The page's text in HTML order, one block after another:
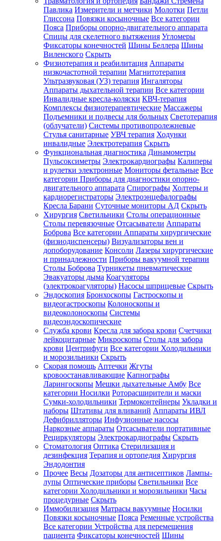
Павлика Измерители и метчики Молотки Петли
Глиссона Повязки косыночные Все категории
Пояса Приборы опорно-двигательного аппарата
Спицы для скелетного вытяжения Угломеры
Фиксаторы конечностей Шины Беллера Шины
Виленского Скрыть
Физиотерапия и реабилитация Аппараты
низкочастотной терапии Магнитотерапия
Ультразвуковая (УЗ) терапия Ингаляторы
Аппараты дыхательной терапии Все категории
Инвалидные кресла-коляски КВЧ-терапия
Комплексы физиотерапевтические Массажеры
Подъемники и подвесы для больных Светотерапия
(облучатели) Системы противопролежневые
Стулья санитарные УВЧ терапия Ходунки
инвалидные Электротерапия Скрыть
Функциональная диагностика Динамометры
Пульсоксиметры Электрокардиографы Калиперы
и рулетки электронные Мониторы фетальные Все
категории Приборы для диагностики опорно-
двигательного аппарата Спирографы Холтеры и
кардиорегистраторы Электроэнцефалографы
Кресла Барани Суточные мониторы АД Скрыть
Хирургия Светильники Столы операционные
Столы перевязочные Отсасыватели Аппараты
Боброва Все категории Аппараты хирургические
(физиодиспенсеры) Визуализаторы вен и
допоборудование Консоли Лазеры хирургические
и принадлежности Приборы вакуумной терапии
Столы Боброва Турникеты пневматические
Эвакуаторы дыма Коагуляторы
(электрокоагуляторы) Насосы шприцевые Скрыть
Эндоскопия Бронхоскопы Гастроскопы и
видеогастроскопы Колоноскопы и
видеоколоноскопы Системы
видеоэндоскопические
Служба крови Кресла для забора крови Счетчики
лейкоцитарные Микроскопы Столы для забора
крови Центрифуги Все категории Холодильники
и морозильники Скрыть
Скорая помощь Аптечки Жгуты
кровоостанавливающие Капнографы
Ларингоскопы Мешки дыхательные Амбу Все
категории Носилки Роторасширители и маски
Сумки-холодильники Термоконтейнеры Укладки и
наборы Штативы для вливаний Аппараты ИВЛ
Дефибрилляторы Инфузионные насосы
Наркозные аппараты Отсасыватели портативные
Рециркуляторы Электрокардиографы Скрыть
Стоматология Оптика Стерилизация и
дезинфекция Терапия и ортопедия Хирургия
Эндодонтия
Прочее Весы Дозаторы для антисептиков Лампы-
лупы Оптические приборы Светильники Все
категории Холодильники и морозильники Часы
процедурные Скрыть
Иммобилизация Матрасы вакуумные Носилки
Повязки косыночные Пояса Ременные устройства
Все категории Устройства для перемещения
пациента Фиксаторы конечностей Шины